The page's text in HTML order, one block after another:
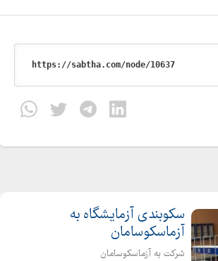
سکوبندی آزمایشگاه به
آزماسکوسامان
شرکت به آزماسکوسامان